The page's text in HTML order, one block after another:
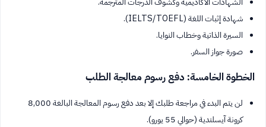
شهادة إثبات اللغة (IELTS/TOEFL).
السيرة الذاتية وخطاب النوايا.
صورة جواز السفر.
الخطوة الخامسة: دفع رسوم معالجة الطلب
لن يتم البدء في مراجعة طلبك إلا بعد دفع رسوم المعالجة البالغة 8,000
كرونة آيسلندية (حوالي 55 يورو).